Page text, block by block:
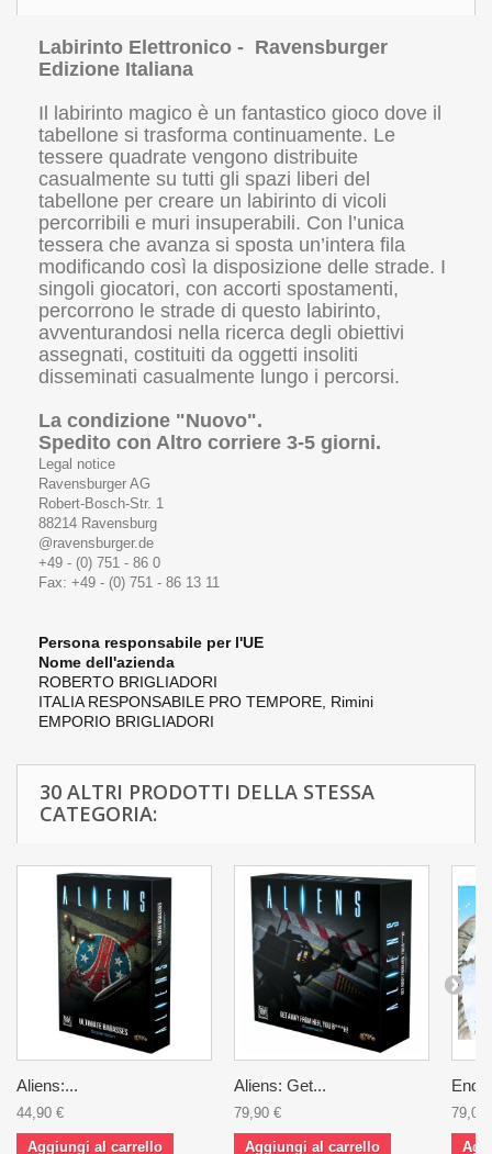
Labirinto Elettronico - Ravensburger
Edizione Italiana
Il labirinto magico è un fantastico gioco dove il
tabellone si trasforma continuamente. Le
tessere quadrate vengono distribuite
casualmente su tutti gli spazi liberi del
tabellone per creare un labirinto di vicoli
percorribili e muri insuperabili. Con l’unica
tessera che avanza si sposta un’intera fila
modificando così la disposizione delle strade. I
singoli giocatori, con accorti spostamenti,
percorrono le strade di questo labirinto,
avventurandosi nella ricerca degli obiettivi
assegnati, costituiti da oggetti insoliti
disseminati casualmente lungo i percorsi.
La condizione "Nuovo".
Spedito con Altro corriere 3-5 giorni.
Legal notice
Ravensburger AG
Robert-Bosch-Str. 1
88214 Ravensburg
@ravensburger.de
+49 - (0) 751 - 86 0
Fax: +49 - (0) 751 - 86 13 11
Persona responsabile per l'UE
Nome dell'azienda
ROBERTO BRIGLIADORI
ITALIA RESPONSABILE PRO TEMPORE, Rimini
EMPORIO BRIGLIADORI
30 ALTRI PRODOTTI DELLA STESSA
CATEGORIA:
Aliens:...
44,90 €
Aggiungi al carrello
Aliens: Get...
79,90 €
Aggiungi al carrello
79,00